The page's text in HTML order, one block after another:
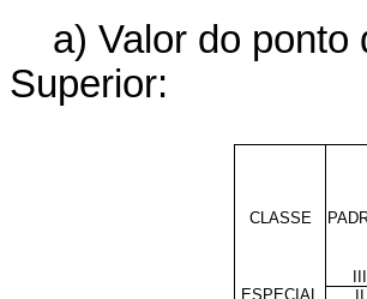
a) Valor do
Superior:
CLASSE
ESPECIAL